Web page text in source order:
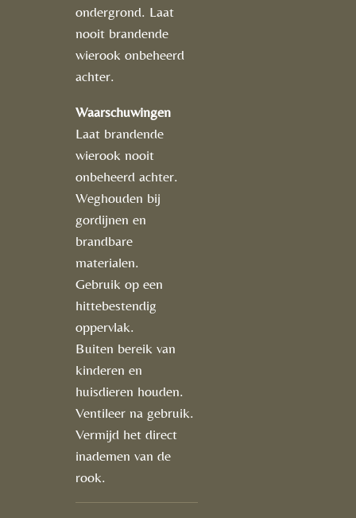
ondergrond. Laat
nooit brandende
wierook onbeheerd
achter.
Waarschuwingen
Laat brandende
wierook nooit
onbeheerd achter.
Weghouden bij
gordijnen en
brandbare
materialen.
Gebruik op een
hittebestendig
oppervlak.
Buiten bereik van
kinderen en
huisdieren houden.
Ventileer na gebruik.
Vermijd het direct
inademen van de
rook.